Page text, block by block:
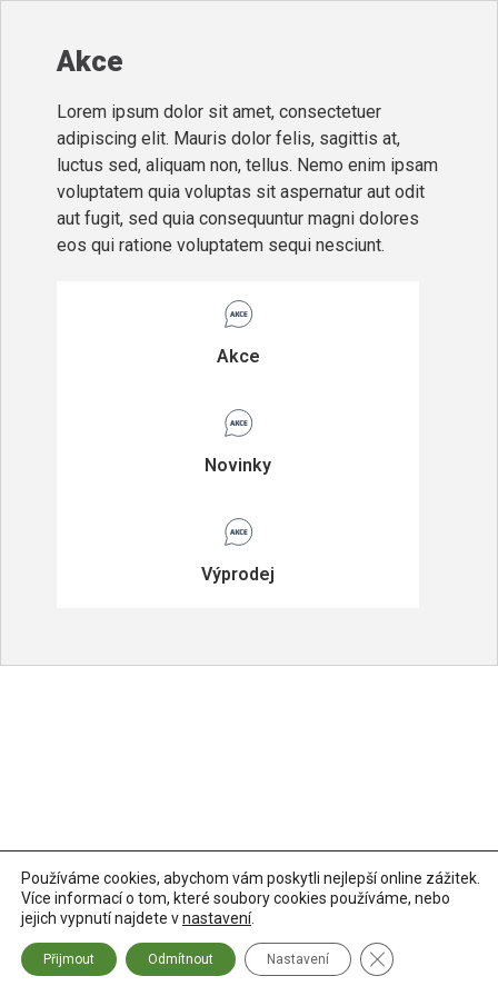
Akce
Lorem ipsum dolor sit amet, consectetuer
adipiscing elit. Mauris dolor felis, sagittis at,
luctus sed, aliquam non, tellus. Nemo enim ipsam
voluptatem quia voluptas sit aspernatur aut odit
aut fugit, sed quia consequuntur magni dolores
eos qui ratione voluptatem sequi nesciunt.
Akce
Novinky
Výprodej
Používáme cookies, abychom vám poskytli nejlepší online zážitek.
Více informací o tom, které soubory cookies používáme, nebo
jejich vypnutí najdete vnastavení.
Přijmout Odmítnout Nastavení Zavřít banner